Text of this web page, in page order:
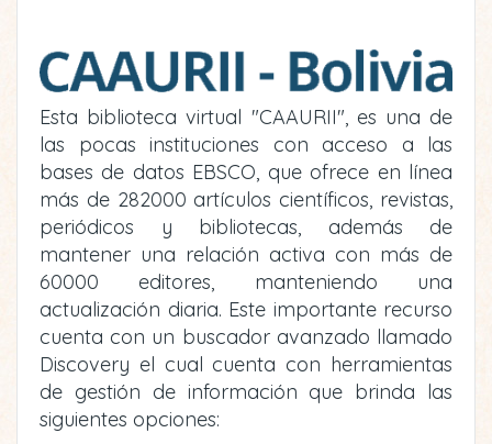
Esta biblioteca virtual "CAAURII", es una de
las pocas instituciones con acceso a las
bases de datos EBSCO, que ofrece en línea
más de 282000 artículos científicos, revistas,
periódicos y bibliotecas, además de
mantener una relación activa con más de
60000 editores, manteniendo una
actualización diaria. Este importante recurso
cuenta con un buscador avanzado llamado
Discovery el cual cuenta con herramientas
de gestión de información que brinda las
siguientes opciones: